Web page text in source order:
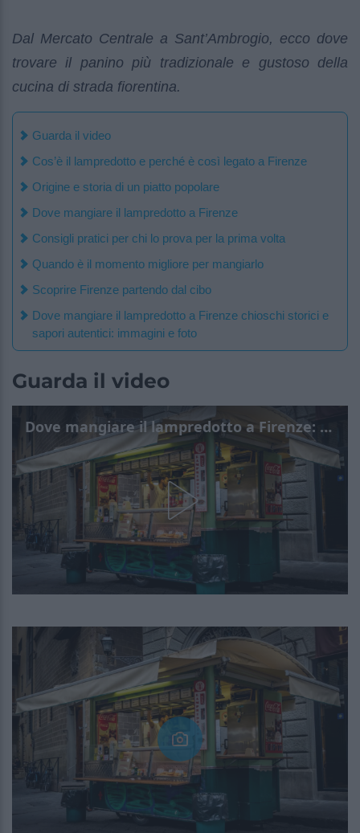
Dal Mercato Centrale a Sant’Ambrogio, ecco dove
trovare il panino più tradizionale e gustoso della
cucina di strada fiorentina.
Guarda il video
Cos’è il lampredotto e perché è così legato a Firenze
Origine e storia di un piatto popolare
Dove mangiare il lampredotto a Firenze
Consigli pratici per chi lo prova per la prima volta
Quando è il momento migliore per mangiarlo
Scoprire Firenze partendo dal cibo
Dove mangiare il lampredotto a Firenze chioschi storici e
sapori autentici: immagini e foto
Guarda il video
Dove mangiare il lampredotto a Firenze: chioschi storici e sapori autentici